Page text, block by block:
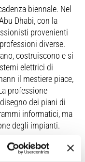
biennale. Nel
Dhabi, con la
provenienti
diverse.
costruiscono e si
elettrici di
il mestiere piace,
professione
dei piani di
informatici, ma
degli impianti.
in gennaio
Hanno anche